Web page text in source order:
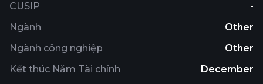
CUSIP
-
Ngành
Other
Ngành công nghiệp
Other
Kết thúc Năm Tài chính
December